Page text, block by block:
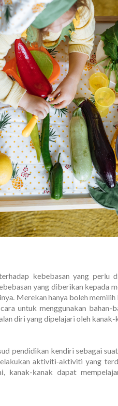
kebebasan yang perlu
yang diberikan kepada
Merekan hanya boleh
untuk menggunakan
diri yang dipelajari oleh
pendidikan kendiri sebagai
aktiviti-aktiviti yang
kanak-kanak dapat